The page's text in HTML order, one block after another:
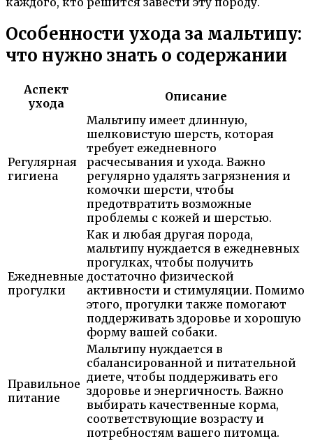
Особенности ухода за мальтипу:
что нужно знать о содержании
Аспект
ухода
Описание
Регулярная
гигиена
Мальтипу имеет длинную,
шелковистую шерсть, которая
требует ежедневного
расчесывания и ухода. Важно
регулярно удалять загрязнения и
комочки шерсти, чтобы
предотвратить возможные
проблемы с кожей и шерстью.
Ежедневные
прогулки
Как и любая другая порода,
мальтипу нуждается в ежедневных
прогулках, чтобы получить
достаточно физической
активности и стимуляции. Помимо
этого, прогулки также помогают
поддерживать здоровье и хорошую
форму вашей собаки.
Правильное
питание
Мальтипу нуждается в
сбалансированной и питательной
диете, чтобы поддерживать его
здоровье и энергичность. Важно
выбирать качественные корма,
соответствующие возрасту и
потребностям вашего питомца.